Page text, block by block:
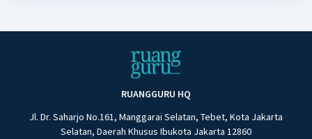
RUANGGURU HQ
Jl. Dr. Saharjo No.161, Manggarai Selatan, Tebet, Kota Jakarta
Selatan, Daerah Khusus Ibukota Jakarta 12860